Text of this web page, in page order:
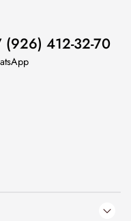
(926) 412-32-70